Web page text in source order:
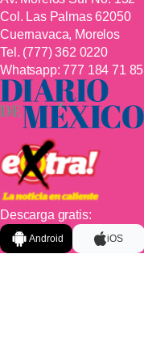
Col. Las Palmas 62050
Cuernavaca, Morelos
Tel. (777) 362 0220
Whatsapp:777 184 71 85
Descarga gratis:
Android iOS